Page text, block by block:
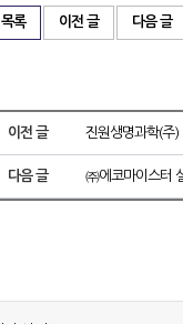
목록 이전 글 다음 글
이전 글 진원생명과학(주)
다음 글 ㈜에코마이스터